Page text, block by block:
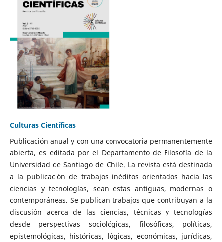
Culturas Científicas
Publicación anual y con una convocatoria permanentemente
abierta, es editada por el Departamento de Filosofía de la
Universidad de Santiago de Chile. La revista está destinada
a la publicación de trabajos inéditos orientados hacia las
ciencias y tecnologías, sean estas antiguas, modernas o
contemporáneas. Se publican trabajos que contribuyan a la
discusión acerca de las ciencias, técnicas y tecnologías
desde perspectivas sociológicas, filosóficas, políticas,
epistemológicas, históricas, lógicas, económicas, jurídicas,